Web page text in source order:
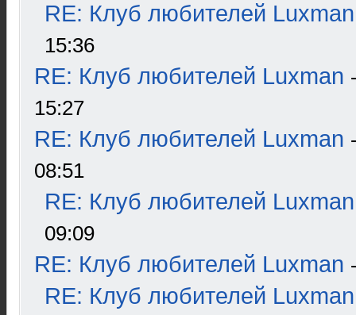
RE: Клуб любителей Luxman
15:36
RE: Клуб любителей Luxman
15:27
RE: Клуб любителей Luxman
08:51
RE: Клуб любителей Luxman
09:09
RE: Клуб любителей Luxman
RE: Клуб любителей Luxman